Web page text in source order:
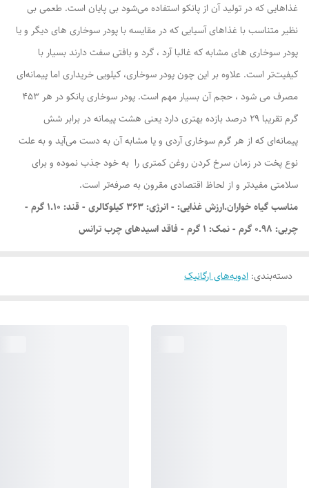
غذاهایی که در تولید آن از پانکو استفاده می‌شود بی پایان است. طعمی بی
نظیر متناسب با غذاهای آسیایی که در مقایسه با پودر سوخاری های دیگر و یا
پودر سوخاری های مشابه که غالبا آرد ، گرد و بافتی سفت دارند بسیار با
کیفیت‌تر است. علاوه بر این چون پودر سوخاری، کیلویی خریداری اما پیمانه‌ای
مصرف می شود ، حجم آن بسیار مهم است. پودر سوخاری پانکو در هر 453
گرم تقریبا 29 درصد بازده بهتری دارد یعنی هشت پیمانه در برابر شش
پیمانه‌ای که از هر گرم سوخاری آردی و یا مشابه آن به دست می‌آید و به علت
نوع پخت در زمان سرخ کردن روغن کمتری را به خود جذب نموده و برای
سلامتی مفید‌تر و از لحاظ اقتصادی مقرون به صرفه‌تر است.
مناسب گیاه خواران.ارزش غذایی: - انرژی: ۳۶۳ کیلوکالری - قند: ۱.۱۰ گرم -
چربی: ۰.۹۸ گرم - نمک: ۱ گرم - فاقد اسیدهای چرب ترانس
دسته‌بندی: ادویه‌های ارگانیک